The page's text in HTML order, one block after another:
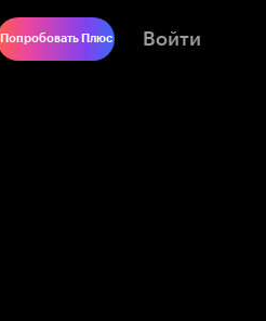
Попробовать Плюс Войти